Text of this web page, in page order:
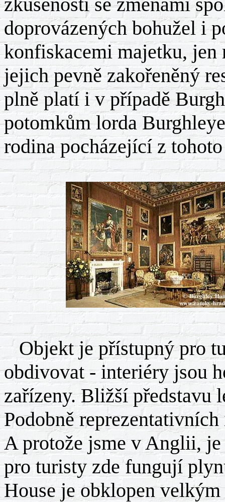
doprovázených bohužel i
konfiskacemi majetku, jen
jejich pevně zakořeněný
plně platí i v případě
potomkům lorda
rodina pocházející z
Objekt je přístupný pro
obdivovat - interiéry jsou
zařízeny. Bližší představu
Podobně
A protože jsme v Anglii,
pro turisty zde fungují
House je obklopen